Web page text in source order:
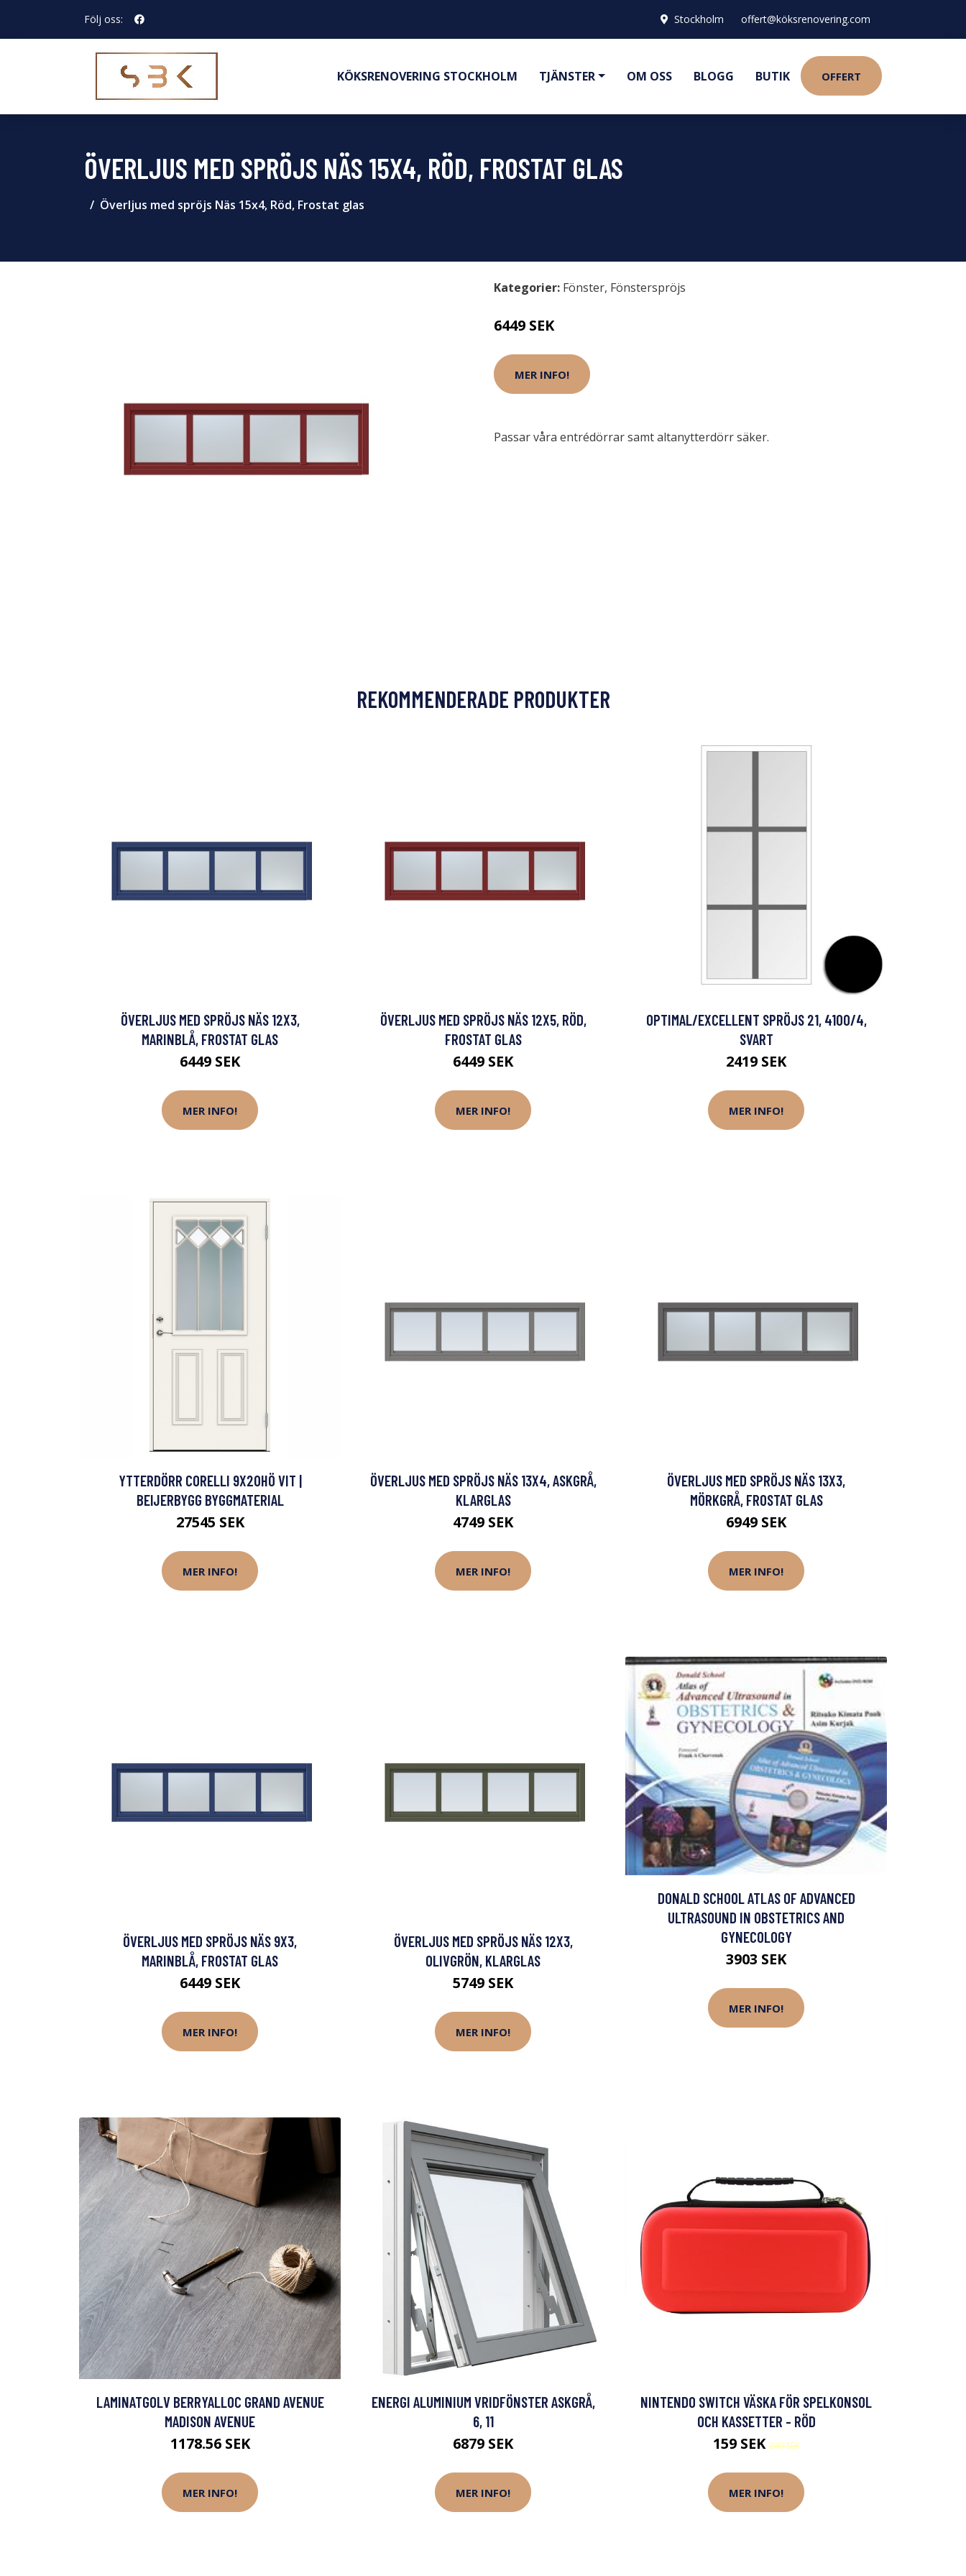
Följ oss: Stockholm offert@köksrenovering.com
KÖKSRENOVERING STOCKHOLM TJÄNSTER OM OSS BLOGG BUTIK OFFERT
ÖVERLJUS MED SPRÖJS NÄS 15X4, RÖD, FROSTAT GLAS
Överljus med spröjs Näs 15x4, Röd, Frostat glas
Kategorier: Fönster, Fönsterspröjs
6449 SEK
MER INFO!
Passar våra entrédörrar samt altanytterdörr säker.
REKOMMENDERADE PRODUKTER
ÖVERLJUS MED SPRÖJS NÄS 12X3,
MARINBLÅ, FROSTAT GLAS
6449 SEK
MER INFO!
ÖVERLJUS MED SPRÖJS NÄS 12X5, RÖD,
FROSTAT GLAS
6449 SEK
MER INFO!
OPTIMAL/EXCELLENT SPRÖJS 21, 4100/4,
SVART
2419 SEK
MER INFO!
YTTERDÖRR CORELLI 9X20HÖ VIT |
BEIJERBYGG BYGGMATERIAL
27545 SEK
MER INFO!
ÖVERLJUS MED SPRÖJS NÄS 13X4, ASKGRÅ,
KLARGLAS
4749 SEK
MER INFO!
ÖVERLJUS MED SPRÖJS NÄS 13X3,
MÖRKGRÅ, FROSTAT GLAS
6949 SEK
MER INFO!
ÖVERLJUS MED SPRÖJS NÄS 9X3,
MARINBLÅ, FROSTAT GLAS
6449 SEK
MER INFO!
ÖVERLJUS MED SPRÖJS NÄS 12X3,
OLIVGRÖN, KLARGLAS
5749 SEK
MER INFO!
DONALD SCHOOL ATLAS OF ADVANCED
ULTRASOUND IN OBSTETRICS AND
GYNECOLOGY
3903 SEK
MER INFO!
LAMINATGOLV BERRYALLOC GRAND AVENUE
MADISON AVENUE
1178.56 SEK
MER INFO!
ENERGI ALUMINIUM VRIDFÖNSTER ASKGRÅ,
6, 11
6879 SEK
MER INFO!
NINTENDO SWITCH VÄSKA FÖR SPELKONSOL
OCH KASSETTER - RÖD
159 SEK249 SEK
MER INFO!